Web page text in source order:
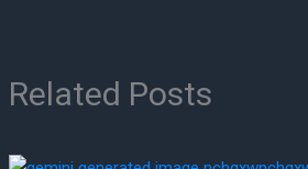
Related Posts